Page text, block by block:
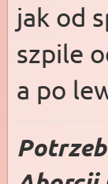
jak od
szpile
a po